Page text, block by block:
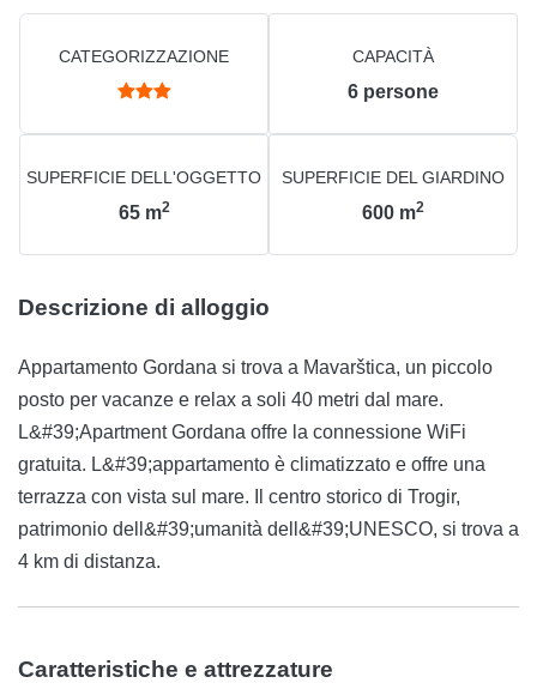
CATEGORIZZAZIONE CAPACITÀ
6 persone
SUPERFICIE DELL'OGGETTO
65 m2
SUPERFICIE DEL GIARDINO
600 m2
Descrizione di alloggio
Appartamento Gordana si trova a Mavarštica, un piccolo
posto per vacanze e relax a soli 40 metri dal mare.
L&#39;Apartment Gordana offre la connessione WiFi
gratuita. L&#39;appartamento è climatizzato e offre una
terrazza con vista sul mare. Il centro storico di Trogir,
patrimonio dell&#39;umanità dell&#39;UNESCO, si trova a
4 km di distanza.
Caratteristiche e attrezzature